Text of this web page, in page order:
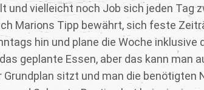
und vielleicht noch Job sich jeden Tag
Marions Tipp bewährt, sich feste
hin und plane die Woche inklusive
geplante Essen, aber das kann man
sitzt und man die benötigten